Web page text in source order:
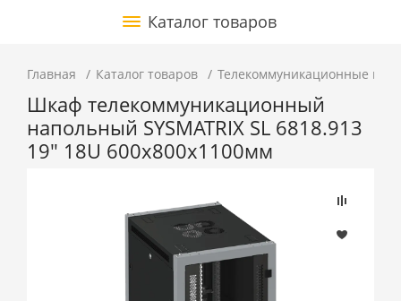
Каталог товаров
Главная Каталог товаров Телекоммуникационные
Шкаф телекоммуникационный
напольный SYSMATRIX SL 6818.913
19" 18U 600x800x1100мм